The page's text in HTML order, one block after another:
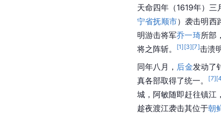
天命四年（1619年）三
宁省抚顺市）袭击明西
明游击将军乔一琦所部
将之阵斩。
[1] [3][7]击溃
同年八月， 后金发动了
真各部取得了统一。
[7][
城，阿敏随即赶往镇江
趁夜渡江袭击其位于朝